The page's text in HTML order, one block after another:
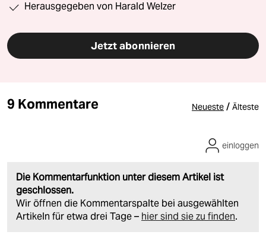
Herausgegeben von Harald Welzer
Jetzt abonnieren
9 Kommentare Neueste / Älteste
Die Kommentarfunktion unter diesem Artikel ist
geschlossen.
Wir öffnen die Kommentarspalte bei ausgewählten
Artikeln für etwa drei Tage – hier sind sie zu finden.
einloggen